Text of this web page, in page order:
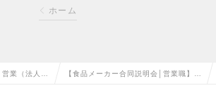
ホーム
営業（法人向 【食品メーカー合同説明会│営業職】説